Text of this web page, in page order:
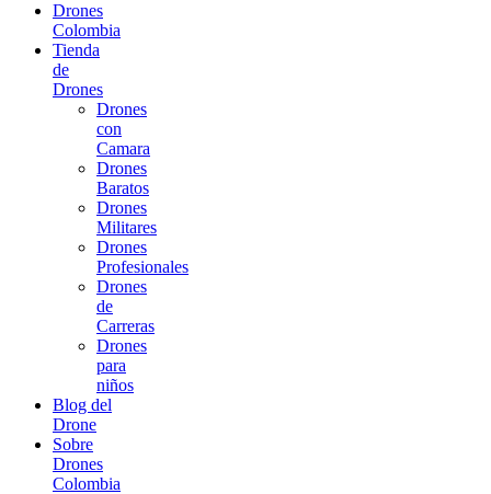
Drones
Colombia
Tienda
de
Drones
Drones
con
Camara
Drones
Baratos
Drones
Militares
Drones
Profesionales
Drones
de
Carreras
Drones
para
niños
Blog del
Drone
Sobre
Drones
Colombia